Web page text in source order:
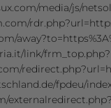
media/js/
link/
fpdeu/